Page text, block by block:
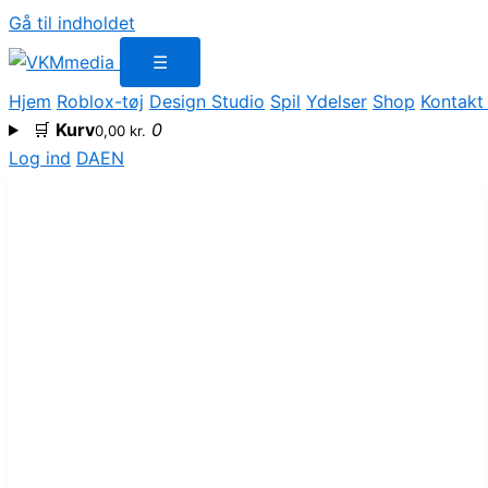
Gå til indholdet
☰
Hjem Roblox-tøj Design Studio Spil Ydelser Shop Kontakt
🛒 Kurv0,00 kr. 0
Log ind DAEN